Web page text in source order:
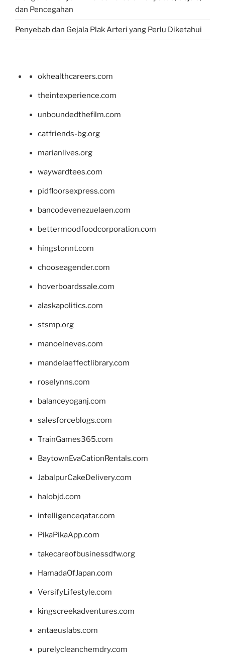
dan Pencegahan
Penyebab dan Gejala Plak Arteri yang Perlu Diketahui
okhealthcareers.com
theintexperience.com
unboundedthefilm.com
catfriends-bg.org
marianlives.org
waywardtees.com
pidfloorsexpress.com
bancodevenezuelaen.com
bettermoodfoodcorporation.com
hingstonnt.com
chooseagender.com
hoverboardssale.com
alaskapolitics.com
stsmp.org
manoelneves.com
mandelaeffectlibrary.com
roselynns.com
balanceyoganj.com
salesforceblogs.com
TrainGames365.com
BaytownEvaCationRentals.com
JabalpurCakeDelivery.com
halobjd.com
intelligenceqatar.com
PikaPikaApp.com
takecareofbusinessdfw.org
HamadaOfJapan.com
VersifyLifestyle.com
kingscreekadventures.com
antaeuslabs.com
purelycleanchemdry.com